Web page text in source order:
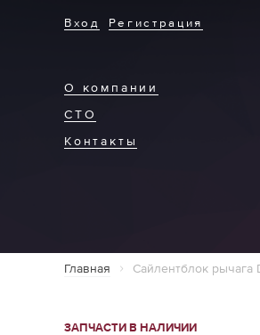
О компании
СТО
Контакты
Вход Регистрация
Главная Сайлентблок рычага
ЗАПЧАСТИ В НАЛИЧИИ